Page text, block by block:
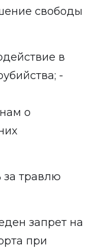
свободы
в
-
о
за травлю
запрет на
при